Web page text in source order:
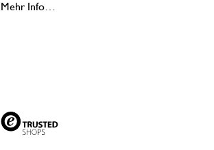
Mehr Info…